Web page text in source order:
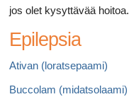
jos olet kysyttävää hoitoa.
Epilepsia
Ativan (loratsepaami)
Buccolam (midatsolaami)